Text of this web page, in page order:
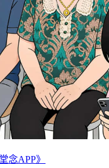
念APP》